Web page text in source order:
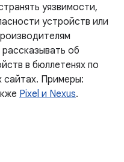
уязвимости,
устройств или
об
в бюллетенях по
сайтах. Примеры:
Pixel и Nexus.